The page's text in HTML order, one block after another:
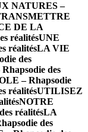
NATURES –
DE LA
réalitésUNE
réalitésLA VIE
des
des
– Rhapsodie
réalitésUTILISEZ
NOTRE
réalitésLA
des